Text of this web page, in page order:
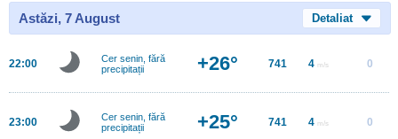
Astăzi, 7 August Detaliat
22:00
Cer senin, fără
precipitații
+26° 741 4 m/s 0
23:00
Cer senin, fără
precipitații
+25° 741 4 m/s 0